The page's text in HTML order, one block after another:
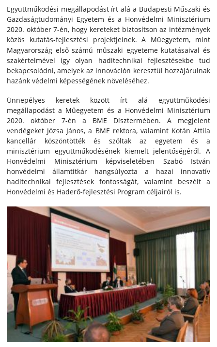
Együttműködési megállapodást írt alá a Budapesti Műszaki és
Gazdaságtudományi Egyetem és a Honvédelmi Minisztérium
2020. október 7-én, hogy kereteket biztosítson az intézmények
közös kutatás-fejlesztési projektjeinek.A Műegyetem, mint
Magyarország első számú műszaki egyeteme kutatásaival és
szakértelmével így olyan haditechnikai fejlesztésekbe tud
bekapcsolódni, amelyek az innováción keresztül hozzájárulnak
hazánk védelmi képességének növeléséhez.
Ünnepélyes keretek között írt alá együttműködési
megállapodást a Műegyetem és a Honvédelmi Minisztérium
2020. október 7-én a BME Dísztermében. A megjelent
vendégeket Józsa János, a BME rektora, valamint Kotán Attila
kancellár köszöntötték és szóltak az egyetem és a
minisztérium együttműködésének kiemelt jelentőségéről. A
Honvédelmi Minisztérium képviseletében Szabó István
honvédelmi államtitkár hangsúlyozta a hazai innovatív
haditechnikai fejlesztések fontosságát, valamint beszélt a
Honvédelmi és Haderő-fejlesztési Program céljairól is.